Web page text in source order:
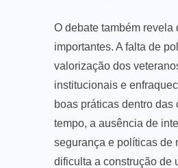
O debate também revela
importantes. A falta de
valorização dos
institucionais e
boas práticas dentro das
tempo, a ausência de
segurança e políticas de
dificulta a construção de